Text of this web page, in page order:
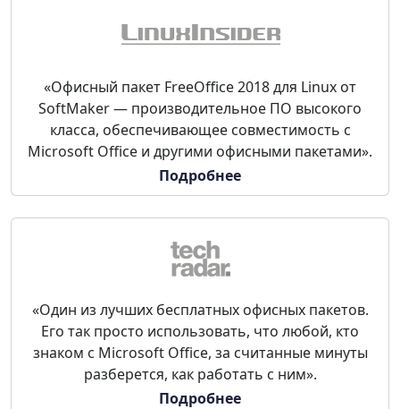
«Офисный пакет FreeOffice 2018 для Linux от
SoftMaker — производительное ПО высокого
класса, обеспечивающее совместимость с
Microsoft Office и другими офисными пакетами».
Подробнее
«Один из лучших бесплатных офисных пакетов.
Его так просто использовать, что любой, кто
знаком с Microsoft Office, за считанные минуты
разберется, как работать с ним».
Подробнее